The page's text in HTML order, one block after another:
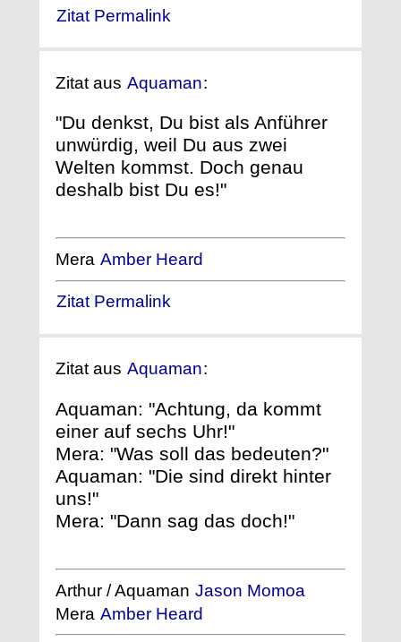
Zitat Permalink
Zitat aus Aquaman:
"Du denkst, Du bist als Anführer
unwürdig, weil Du aus zwei
Welten kommst. Doch genau
deshalb bist Du es!"
Mera Amber Heard
Zitat Permalink
Zitat aus Aquaman:
Aquaman: "Achtung, da kommt
einer auf sechs Uhr!"
Mera: "Was soll das bedeuten?"
Aquaman: "Die sind direkt hinter
uns!"
Mera: "Dann sag das doch!"
Arthur / Aquaman Jason Momoa
Mera Amber Heard